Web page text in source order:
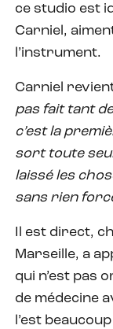
ce studio est
Carniel,
l’instrument.
Carniel
pas fait tant
c’est la
sort toute
laissé les
sans rien
Il est direct,
Marseille, a
qui n’est pas
de médecine
l’est